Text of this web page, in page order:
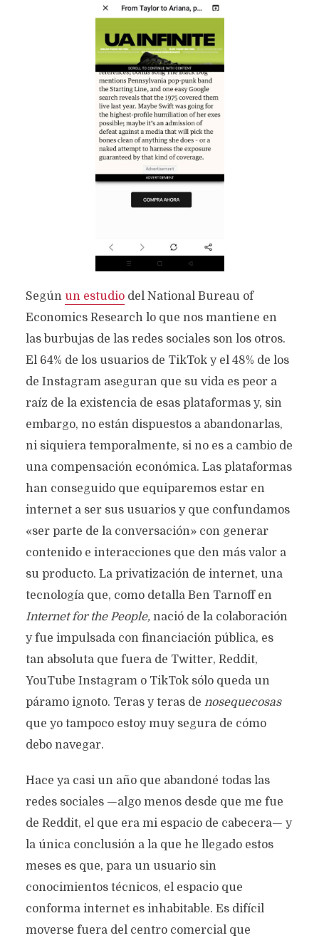
Según un estudiodel National Bureau of
Economics Research lo que nos mantiene en
las burbujas de las redes sociales son los otros.
El 64% de los usuarios de TikTok y el 48% de los
de Instagram aseguran que su vida es peor a
raíz de la existencia de esas plataformas y, sin
embargo, no están dispuestos a abandonarlas,
ni siquiera temporalmente, si no es a cambio de
una compensación económica. Las plataformas
han conseguido que equiparemos estar en
internet a ser sus usuarios y que confundamos
«ser parte de la conversación» con generar
contenido e interacciones que den más valor a
su producto. La privatización de internet, una
tecnología que, como detalla Ben Tarnoff en
Internet for the People,nació de la colaboración
y fue impulsada con financiación pública, es
tan absoluta que fuera de Twitter, Reddit,
YouTube Instagram o TikTok sólo queda un
páramo ignoto. Teras y teras de nosequecosas
que yo tampoco estoy muy segura de cómo
debo navegar.
Hace ya casi un año que abandoné todas las
redes sociales —algo menos desde que me fue
de Reddit, el que era mi espacio de cabecera— y
la única conclusión a la que he llegado estos
meses es que, para un usuario sin
conocimientos técnicos, el espacio que
conforma internet es inhabitable. Es difícil
moverse fuera del centro comercial que